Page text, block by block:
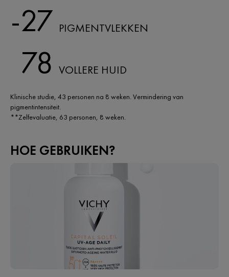
-27 PIGMENTVLEKKEN
78 VOLLERE HUID
Klinische studie, 43 personen na 8 weken. Vermindering van
pigmentintensiteit.​
**Zelfevaluatie, 63 personen, 8 weken.
HOE GEBRUIKEN?